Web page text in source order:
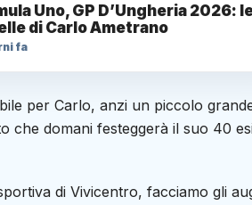
Uno, GP D’Ungheria 2026:
di Carlo Ametrano
fa
per Carlo, anzi un piccolo
che domani festeggerà il suo 40
di Vivicentro, facciamo gli